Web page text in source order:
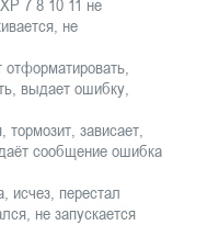
7 8 10 11 не
не
выдает ошибку,
зависает,
сообщение ошибка
исчез, перестал
не запускается